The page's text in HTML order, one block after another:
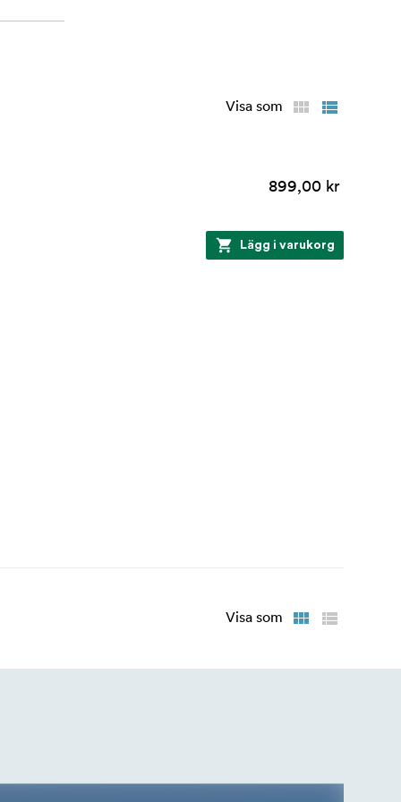
Visa som
899,00 kr
Lägg i varukorg
Visa som